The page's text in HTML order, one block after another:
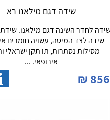
שידה דגם מילאנו רא
שידה לצד המיטה, עשויה חומרים
מסילות נסתרות, תו תקן ישראלי
אירופאי. ...
856
₪